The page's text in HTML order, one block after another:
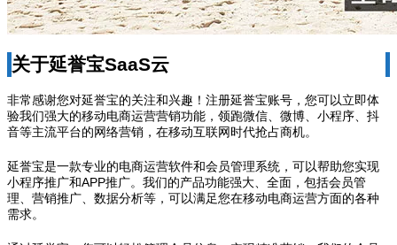
关于延誉宝SaaS云
非常感谢您对延誉宝的关注和兴趣！注册延誉宝账号，您可以立即体
验我们强大的移动电商运营营销功能，领跑微信、微博、小程序、抖
音等主流平台的网络营销，在移动互联网时代抢占商机。
延誉宝是一款专业的电商运营软件和会员管理系统，可以帮助您实现
小程序推广和APP推广。我们的产品功能强大、全面，包括会员管
理、营销推广、数据分析等，可以满足您在移动电商运营方面的各种
需求。